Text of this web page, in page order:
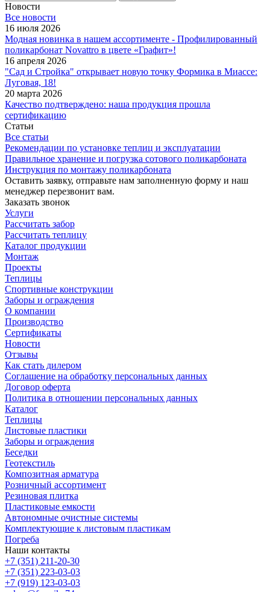
Новости
Все новости
16 июля 2026
Модная новинка в нашем ассортименте - Профилированный
поликарбонат Novattro в цвете «Графит»!
16 апреля 2026
"Сад и Стройка" открывает новую точку Формика в Миассе:
Луговая, 18!
20 марта 2026
Качество подтверждено: наша продукция прошла
сертификацию
Статьи
Все статьи
Рекомендации по установке теплиц и эксплуатации
Правильное хранение и погрузка сотового поликарбоната
Инструкция по монтажу поликарбоната
Оставить заявку, отправьте нам заполненную форму и наш
менеджер перезвонит вам.
Заказать звонок
Услуги
Рассчитать забор
Рассчитать теплицу
Каталог продукции
Монтаж
Проекты
Теплицы
Спортивные конструкции
Заборы и ограждения
О компании
Производство
Сертификаты
Новости
Отзывы
Как стать дилером
Соглашение на обработку персональных данных
Договор оферта
Политика в отношении персональных данных
Каталог
Теплицы
Листовые пластики
Заборы и ограждения
Беседки
Геотекстиль
Композитная арматура
Розничный ассортимент
Резиновая плитка
Пластиковые емкости
Автономные очистные системы
Комплектующие к листовым пластикам
Погреба
Наши контакты
+7 (351) 211-20-30
+7 (351) 223-03-03
+7 (919) 123-03-03